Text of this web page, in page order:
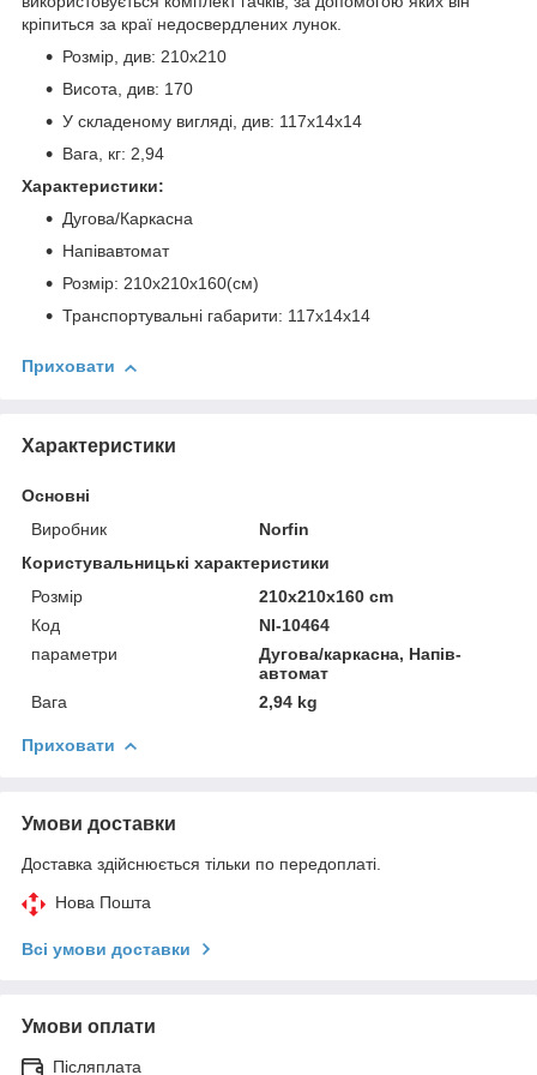
кріпиться за краї недосвердлених лунок.
Розмір, див: 210х210
Висота, див: 170
У складеному вигляді, див: 117x14x14
Вага, кг: 2,94
Характеристики:
Дугова/Каркасна
Напівавтомат
Розмір: 210х210х160(см)
Транспортувальні габарити: 117х14х14
Приховати
Характеристики
Основні
Виробник
Norfin
Користувальницькі характеристики
Розмір
210x210x160 cm
Код
NI-10464
параметри
Дугова/каркасна, Напів-
автомат
Вага
2,94 kg
Приховати
Умови доставки
Доставка здійснюється тільки по передоплаті.
Нова Пошта
Всі умови доставки
Умови оплати
Післяплата